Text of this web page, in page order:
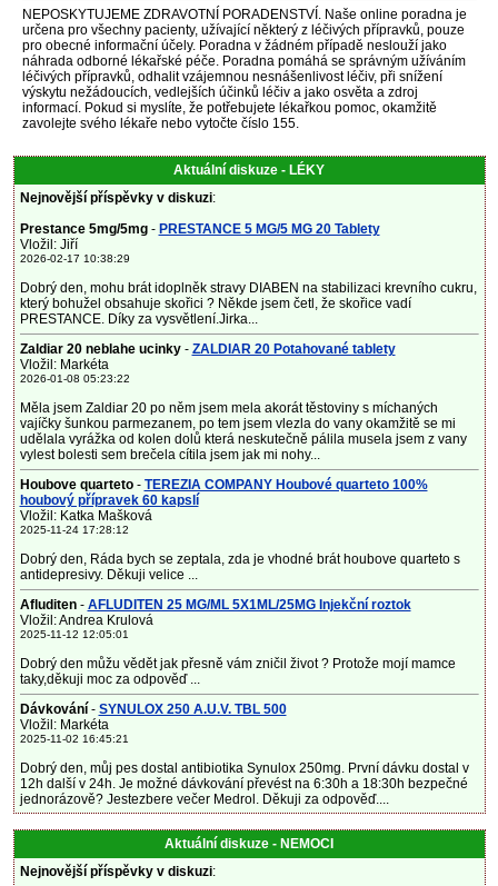
NEPOSKYTUJEME ZDRAVOTNÍ PORADENSTVÍ. Naše online poradna je
určena pro všechny pacienty, užívající některý z léčivých přípravků, pouze
pro obecné informační účely. Poradna v žádném případě neslouží jako
náhrada odborné lékařské péče. Poradna pomáhá se správným užíváním
léčivých přípravků, odhalit vzájemnou nesnášenlivost léčiv, při snížení
výskytu nežádoucích, vedlejších účinků léčiv a jako osvěta a zdroj
informací. Pokud si myslíte, že potřebujete lékařkou pomoc, okamžitě
zavolejte svého lékaře nebo vytočte číslo 155.
Aktuální diskuze - LÉKY
Nejnovější příspěvky v diskuzi:
Prestance 5mg/5mg- PRESTANCE 5 MG/5 MG 20 Tablety
Vložil: Jiří
2026-02-17 10:38:29
Dobrý den, mohu brát idoplněk stravy DIABEN na stabilizaci krevního cukru,
který bohužel obsahuje skořici ? Někde jsem četl, že skořice vadí
PRESTANCE. Díky za vysvětlení.Jirka...
Zaldiar 20 neblahe ucinky- ZALDIAR 20 Potahované tablety
Vložil: Markéta
2026-01-08 05:23:22
Měla jsem Zaldiar 20 po něm jsem mela akorát těstoviny s míchaných
vajíčky šunkou parmezanem, po tem jsem vlezla do vany okamžitě se mi
udělala vyrážka od kolen dolů která neskutečně pálila musela jsem z vany
vylest bolesti sem brečela cítila jsem jak mi nohy...
Houbove quarteto- TEREZIA COMPANY Houbové quarteto 100%
houbový přípravek 60 kapslí
Vložil: Katka Mašková
2025-11-24 17:28:12
Dobrý den, Ráda bych se zeptala, zda je vhodné brát houbove quarteto s
antidepresivy. Děkuji velice ...
Afluditen- AFLUDITEN 25 MG/ML 5X1ML/25MG Injekční roztok
Vložil: Andrea Krulová
2025-11-12 12:05:01
Dobrý den můžu vědět jak přesně vám zničil život ? Protože mojí mamce
taky,děkuji moc za odpověď ...
Dávkování - SYNULOX 250 A.U.V. TBL 500
Vložil: Markéta
2025-11-02 16:45:21
Dobrý den, můj pes dostal antibiotika Synulox 250mg. První dávku dostal v
12h další v 24h. Je možné dávkování převést na 6:30h a 18:30h bezpečné
jednorázově? Jestezbere večer Medrol. Děkuji za odpověď....
Aktuální diskuze - NEMOCI
Nejnovější příspěvky v diskuzi: